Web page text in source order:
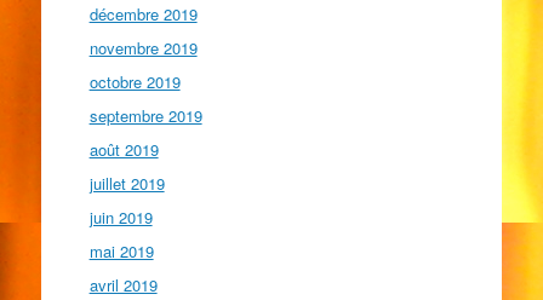
décembre 2019
novembre 2019
octobre 2019
septembre 2019
août 2019
juillet 2019
juin 2019
mai 2019
avril 2019